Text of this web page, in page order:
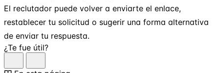
El reclutador puede volver a enviarte el enlace,
restablecer tu solicitud o sugerir una forma alternativa
de enviar tu respuesta.
¿Te fue útil?